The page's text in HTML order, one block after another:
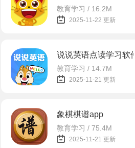
教育学习 / 16.2M
2025-11-22 更新
说说英语点读学习软件
教育学习 / 14.7M
2025-11-21 更新
象棋棋谱app
教育学习 / 75.4M
2025-11-21 更新